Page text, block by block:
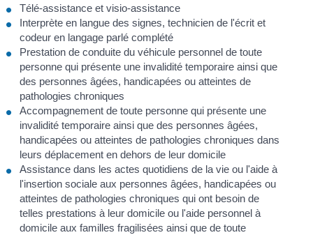
Télé-assistance et visio-assistance
Interprète en langue des signes, technicien de l'écrit et
codeur en langage parlé complété
Prestation de conduite du véhicule personnel de toute
personne qui présente une invalidité temporaire ainsi que
des personnes âgées, handicapées ou atteintes de
pathologies chroniques
Accompagnement de toute personne qui présente une
invalidité temporaire ainsi que des personnes âgées,
handicapées ou atteintes de pathologies chroniques dans
leurs déplacement en dehors de leur domicile
Assistance dans les actes quotidiens de la vie ou l'aide à
l'insertion sociale aux personnes âgées, handicapées ou
atteintes de pathologies chroniques qui ont besoin de
telles prestations à leur domicile ou l'aide personnel à
domicile aux familles fragilisées ainsi que de toute